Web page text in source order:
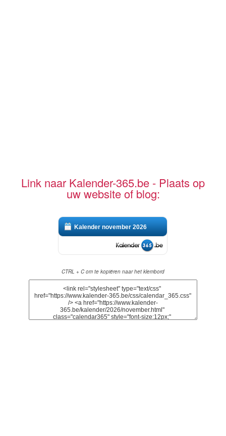
Link naar Kalender-365.be - Plaats op
uw website of blog:
Kalender november 2026
CTRL + C om te kopiëren naar het klembord